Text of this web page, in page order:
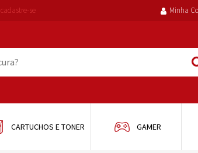
cadastre-se Minha
CARTUCHOS E TONER GAMER